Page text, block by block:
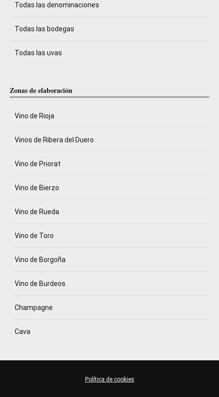
Todas las denominaciones
Todas las bodegas
Todas las uvas
Zonas de elaboración
Vino de Rioja
Vinos de Ribera del Duero
Vino de Priorat
Vino de Bierzo
Vino de Rueda
Vino de Toro
Vino de Borgoña
Vino de Burdeos
Champagne
Cava
Política de cookies